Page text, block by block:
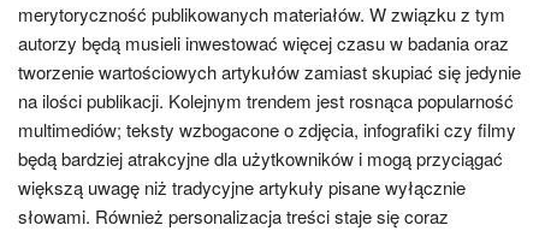
merytoryczność publikowanych materiałów. W związku z tym
autorzy będą musieli inwestować więcej czasu w badania oraz
tworzenie wartościowych artykułów zamiast skupiać się jedynie
na ilości publikacji. Kolejnym trendem jest rosnąca popularność
multimediów; teksty wzbogacone o zdjęcia, infografiki czy filmy
będą bardziej atrakcyjne dla użytkowników i mogą przyciągać
większą uwagę niż tradycyjne artykuły pisane wyłącznie
słowami. Również personalizacja treści staje się coraz